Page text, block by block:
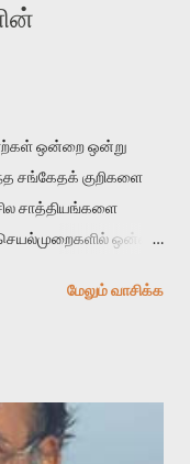
ஒன்றை ஒன்று
சங்கேதக் குறிகளை
சாத்தியங்களை
செயல்முறைகளில் ஒன்றை
பின் அவர்களின்
நோக்கம்
பொதுவயமாக
மேலும் வாசிக்க